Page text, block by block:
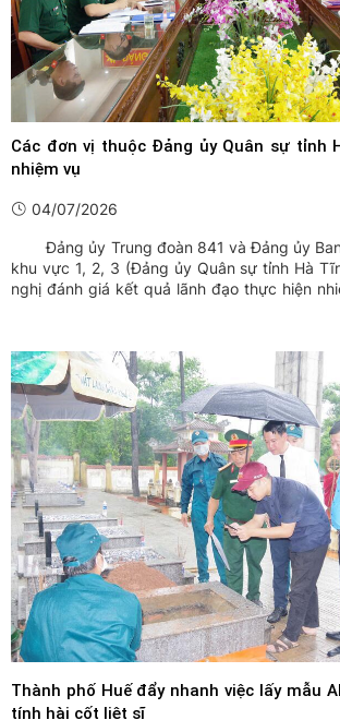
Các đơn vị thuộc Đảng ủy Quân sự tỉnh
nhiệm vụ
04/07/2026
Đảng ủy Trung đoàn 841 và Đảng ủy Ban
khu vực 1, 2, 3 (Đảng ủy Quân sự tỉnh Hà
nghị đánh giá kết quả lãnh đạo thực hiện
Thành phố Huế đẩy nhanh việc lấy mẫu
tính hài cốt liệt sĩ